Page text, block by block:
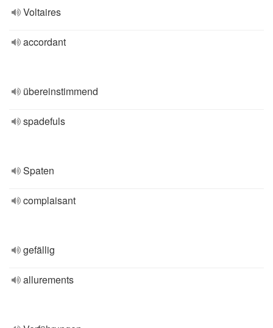
Voltaires
accordant
übereinstimmend
spadefuls
Spaten
complaisant
gefällig
allurements